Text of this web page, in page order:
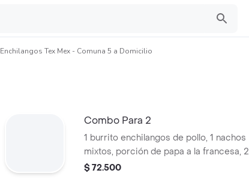
Enchilangos Tex Mex - Comuna 5 a Domicilio
Combo Para 2
1 burrito enchilangos de pollo, 1 nachos
mixtos, porción de papa a la francesa, 2
bebidas 12 onz a elegir
$ 72.500